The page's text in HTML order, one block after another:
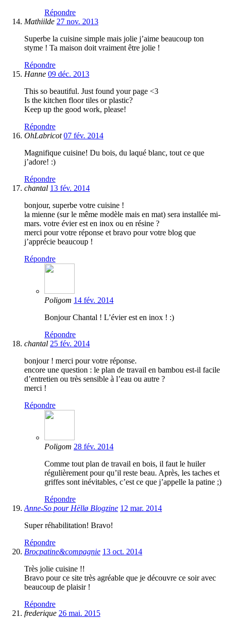
Répondre
Mathiilde 27 nov. 2013
Superbe la cuisine simple mais jolie j’aime beaucoup ton
styme ! Ta maison doit vraiment être jolie !
Répondre
Hanne 09 déc. 2013
This so beautiful. Just found your page <3
Is the kitchen floor tiles or plastic?
Keep up the good work, please!
Répondre
OhLabricot 07 fév. 2014
Magnifique cuisine! Du bois, du laqué blanc, tout ce que
j’adore! :)
Répondre
chantal 13 fév. 2014
bonjour, superbe votre cuisine !
la mienne (sur le même modèle mais en mat) sera installée mi-
mars. votre évier est en inox ou en résine ?
merci pour votre réponse et bravo pour votre blog que
j’apprécie beaucoup !
Répondre
Poligom 14 fév. 2014
Bonjour Chantal ! L’évier est en inox ! :)
Répondre
chantal 25 fév. 2014
bonjour ! merci pour votre réponse.
encore une question : le plan de travail en bambou est-il facile
d’entretien ou très sensible à l’eau ou autre ?
merci !
Répondre
Poligom 28 fév. 2014
Comme tout plan de travail en bois, il faut le huiler
régulièrement pour qu’il reste beau. Après, les taches et
griffes sont inévitables, c’est ce que j’appelle la patine ;)
Répondre
Anne-So pour Hëllø Blogzine 12 mar. 2014
Super réhabilitation! Bravo!
Répondre
Brocpatine&compagnie 13 oct. 2014
Très jolie cuisine !!
Bravo pour ce site très agréable que je découvre ce soir avec
beaucoup de plaisir !
Répondre
frederique 26 mai. 2015